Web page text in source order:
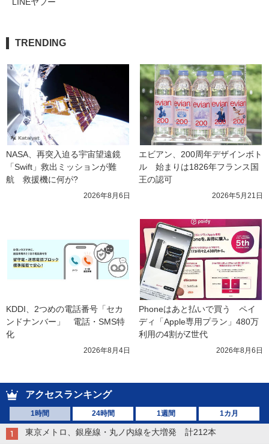
TRENDING
NASA、再突入迫る宇宙望遠鏡
「Swift」救出ミッションが難
航　救援機に何が?
2026年8月6日
エビアン、200周年デザインボト
ル　始まりは1826年フランス国
王の認可
2026年5月21日
KDDI、2つめの電話番号「セカ
ンドナンバー」　電話・SMS特
化
2026年8月4日
Phoneはあと払いで買う　ペイ
ディ「Apple専用プラン」480万
利用の4割がZ世代
2026年8月6日
アクセスランキング
1時間 24時間 1週間 1カ月
東京メトロ、銀座線・丸ノ内線を大増発 計212本